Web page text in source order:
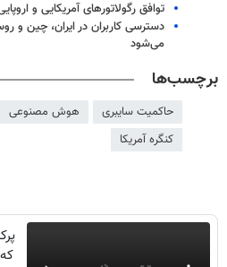
توافق رگولاتورهای آمریکایی و
دسترسی کاربران در ایران، چین
می‌شود
برچسب‌ها
حاکمیت سایبری هوش مصنوعی
کنگره آمریکا